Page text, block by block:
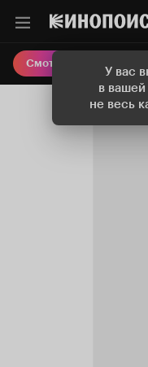
У вас
в вашей
не весь
Смотреть кино